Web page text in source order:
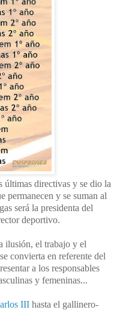
últimas directivas y se dio la
permanecen y se suman al
será la presidenta del
deportivo.
ilusión, el trabajo y el
convierta en referente del
a los responsables
y femeninas...
III hasta el gallinero-